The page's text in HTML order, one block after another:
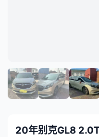
20年别克GL8